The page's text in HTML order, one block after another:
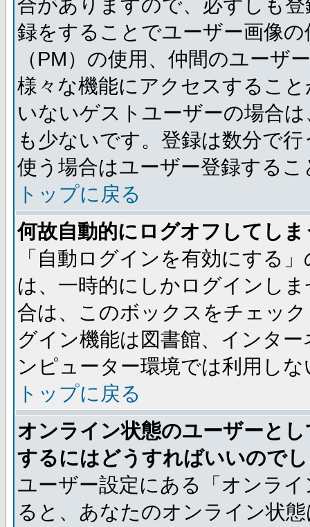
合がありますので、必ずしも
録をすることでユーザー画像
（PM）の使用、仲間のユーザ
様々な機能にアクセスするこ
いないゲストユーザーの場合
も少ないです。登録は数分で
使う場合はユーザー登録する
トップに戻る
何故自動的にログオフしてし
「自動ログインを有効にする
は、一時的にしかログインし
合は、このボックスをチェッ
グイン機能は図書館、インタ
ンピューター環境では利用し
トップに戻る
オンライン状態のユーザーと
するにはどうすればいいので
ユーザー設定にある「オンラ
ると、あなたのオンライン状